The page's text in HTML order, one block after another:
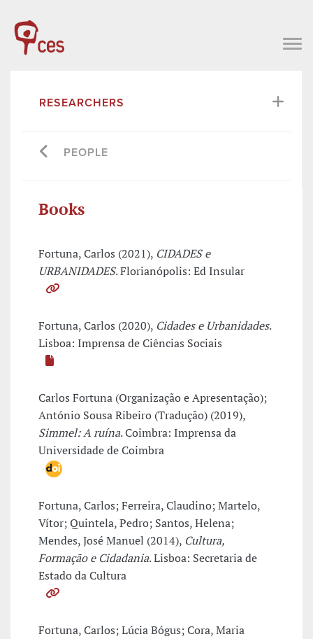
RESEARCHERS
PEOPLE
Books
Fortuna, Carlos (2021), CIDADES e
URBANIDADES. Florianópolis: Ed Insular
Fortuna, Carlos (2020), Cidades e Urbanidades.
Lisboa: Imprensa de Ciências Sociais
Carlos Fortuna (Organização e Apresentação);
António Sousa Ribeiro (Tradução) (2019),
Simmel: A ruína. Coimbra: Imprensa da
Universidade de Coimbra
Fortuna, Carlos; Ferreira, Claudino; Martelo,
Vítor; Quintela, Pedro; Santos, Helena;
Mendes, José Manuel (2014), Cultura,
Formação e Cidadania. Lisboa: Secretaria de
Estado da Cultura
Fortuna, Carlos; Lúcia Bógus; Cora, Maria